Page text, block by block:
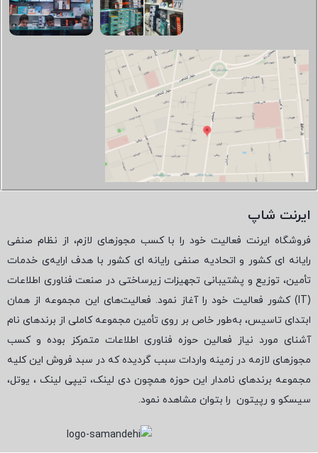
ایرنت شاپ
فروشگاه ایرنت فعالیت خود را با کسب مجوزهای لازم، از نظام صنفی
رایانه ای کشور و اتحادیه صنفی رایانه ای کشور با هدف ارایه‌ی خدمات
تأمین، توزیع و پشتیبانی تجهیزات زیرساختی در صنعت فناوری اطلاعات
(
IT) کشور فعالیت خود را آغاز نمود. فعالیت‌های این مجموعه از همان
ابتدای تاسیس، به‌طور خاص بر روی تأمین مجموعه کاملی از برندهای نام
آشنای مورد نیاز فعالین حوزه فناوری اطلاعات متمرکز بوده و کسب
مجوزهای لازمه در زمینه واردات سبب گردیده که در سبد فروش این کلیه
مجموعه برندهای نامدار این حوزه همچون دی لینک، تیپی لینک ، یوتل،
سیسکو و رپیتون را بتوان مشاهده نمود.